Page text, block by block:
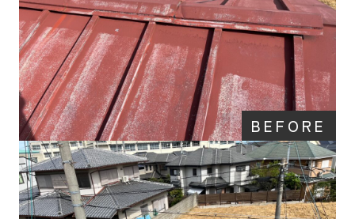
〒585-0004 大阪府南河内郡河南町山城532
TEL.0800-919-2314 FAX.0721-93-8292
BEFORE